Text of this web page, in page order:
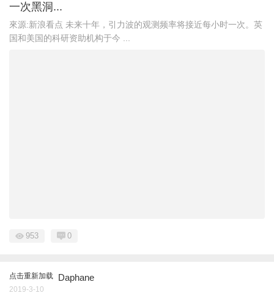
一次黑洞...
來源:新浪看点 未来十年，引力波的观测频率将接近每小时一次。英
国和美国的科研资助机构于今 ...
953 0
点击重新加载 Daphane
2019-3-10